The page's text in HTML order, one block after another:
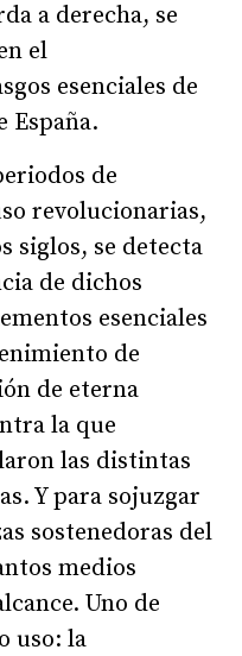
a derecha, se
el
esenciales de
España.
de
revolucionarias,
siglos, se detecta
de dichos
esenciales
de
de eterna
la que
las distintas
Y para sojuzgar
sostenedoras del
medios
Uno de
uso: la